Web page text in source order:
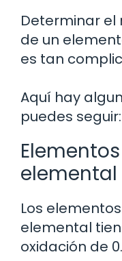
Determinar el
de un
es tan
Aquí hay
puedes seguir:
elemental
Los
elemental
oxidación de 0.